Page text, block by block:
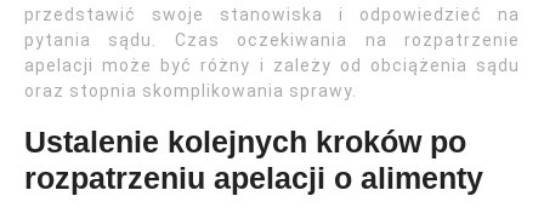
przedstawić swoje stanowiska i odpowiedzieć na
pytania sądu. Czas oczekiwania na rozpatrzenie
apelacji może być różny i zależy od obciążenia sądu
oraz stopnia skomplikowania sprawy.
Ustalenie kolejnych kroków po
rozpatrzeniu apelacji o alimenty